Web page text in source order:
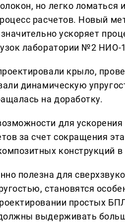
но легко ломаться
расчетов. Новый
ускоряет
лаборатории №2
крыло,
динамическую
на доработку.
для
за счет сокращения
конструкций
полезна для
становятся
простых
выдерживать